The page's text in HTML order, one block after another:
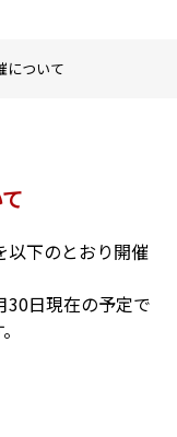
について
以下のとおり開催
30日現在の予定で